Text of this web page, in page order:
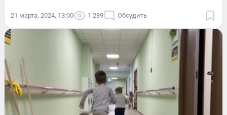
21 марта, 2024, 13:00 1 289 Обсудить